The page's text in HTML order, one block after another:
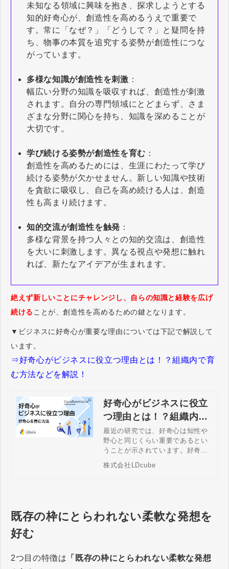
未知なる領域に興味を抱き、探求しようとする
知的好奇心が、創造性を高めるうえで重要で
す。常に「なぜ？」「どうして？」と疑問を持
ち、物事の本質を追究する姿勢が創造性につな
がっています。
多様な知識が創造性を刺激 ：
幅広い分野の知識を吸収すれば、創造性が刺激
されます。自分の専門領域にとどまらず、さま
ざまな分野に関心を持ち、知識を深めることが
大切です。
学び続ける姿勢が創造性を育む ：
創造性を高めるためには、生涯にわたって学び
続ける姿勢が欠かせません。新しい知識や技術
を貪欲に吸収し、自己を高め続ける人は、創造
性も高まり続けます。
知的交流が創造性を触発 ：
多様な背景を持つ人々との知的交流は、創造性
を大いに刺激します。異なる視点や発想に触れ
れば、新たなアイデアが生まれます。
絶えず新しいことにチャレンジし、自らの知識と経験を広げ
続ける ことが、創造性を高めるための鍵となります。
▼ビジネスに好奇心が重要な理由については下記で解説して
います。
⇒好奇心がビジネスに役立つ理由とは！？組織内で育
む方法などを解説！
好奇心がビジネスに役立
つ理由とは！？組織内で
育む方法などを解説！
最近の研究では、好奇心は知性や
野心と同じくらい重要であるとい
うことが示されています。好奇心
やクリティカル・シンキングの重
株式会社LDcube
既存の枠にとらわれない柔軟な発想を
好む
2つ目の特徴は 「既存の枠にとらわれない柔軟な発想